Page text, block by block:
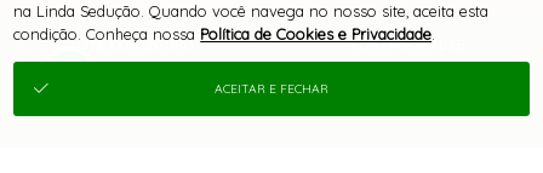
SITE 100% SEGURO PLATAFORMA B2B
na Linda Sedução. Quando você navega no nosso site, aceita esta
condição. Conheça nossa Política de Cookies e Privacidade
ACEITAR E FECHAR